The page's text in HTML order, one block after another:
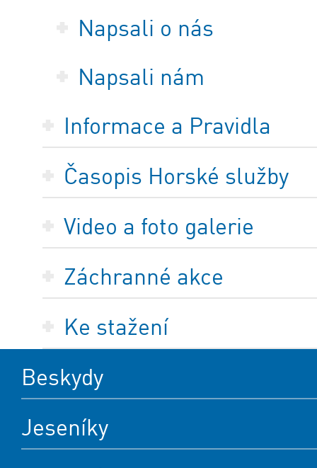
Napsali o nás
Napsali nám
Informace a Pravidla
Časopis Horské služby
Video a foto galerie
Záchranné akce
Ke stažení
Beskydy
Jeseníky